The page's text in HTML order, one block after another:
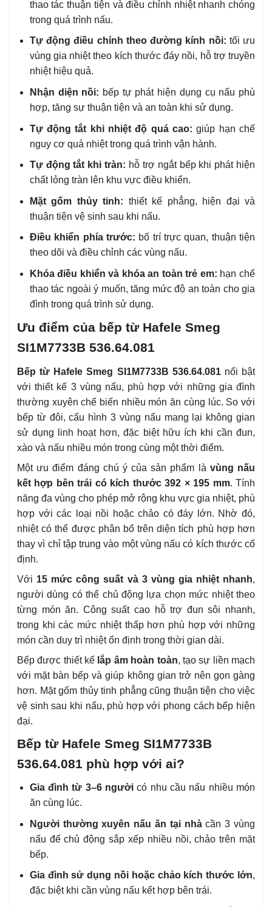
thao tác thuận tiện và điều chỉnh nhiệt nhanh chóng
trong quá trình nấu.
Tự động điều chỉnh theo đường kính nồi: tối ưu
vùng gia nhiệt theo kích thước đáy nồi, hỗ trợ truyền
nhiệt hiệu quả.
Nhận diện nồi: bếp tự phát hiện dụng cụ nấu phù
hợp, tăng sự thuận tiện và an toàn khi sử dụng.
Tự động tắt khi nhiệt độ quá cao: giúp hạn chế
nguy cơ quá nhiệt trong quá trình vận hành.
Tự động tắt khi tràn: hỗ trợ ngắt bếp khi phát hiện
chất lỏng tràn lên khu vực điều khiển.
Mặt gốm thủy tinh: thiết kế phẳng, hiện đại và
thuận tiện vệ sinh sau khi nấu.
Điều khiển phía trước: bố trí trực quan, thuận tiện
theo dõi và điều chỉnh các vùng nấu.
Khóa điều khiển và khóa an toàn trẻ em: hạn chế
thao tác ngoài ý muốn, tăng mức độ an toàn cho gia
đình trong quá trình sử dụng.
Ưu điểm của bếp từ Hafele Smeg
SI1M7733B 536.64.081
Bếp từ Hafele Smeg SI1M7733B 536.64.081nổi bật
với thiết kế 3 vùng nấu, phù hợp với những gia đình
thường xuyên chế biến nhiều món ăn cùng lúc. So với
bếp từ đôi, cấu hình 3 vùng nấu mang lại không gian
sử dụng linh hoạt hơn, đặc biệt hữu ích khi cần đun,
xào và nấu nhiều món trong cùng một thời điểm.
Một ưu điểm đáng chú ý của sản phẩm là vùng nấu
kết hợp bên trái có kích thước 392 × 195 mm. Tính
năng đa vùng cho phép mở rộng khu vực gia nhiệt, phù
hợp với các loại nồi hoặc chảo có đáy lớn. Nhờ đó,
nhiệt có thể được phân bổ trên diện tích phù hợp hơn
thay vì chỉ tập trung vào một vùng nấu có kích thước cố
định.
Với 15 mức công suất và 3 vùng gia nhiệt nhanh,
người dùng có thể chủ động lựa chọn mức nhiệt theo
từng món ăn. Công suất cao hỗ trợ đun sôi nhanh,
trong khi các mức nhiệt thấp hơn phù hợp với những
món cần duy trì nhiệt ổn định trong thời gian dài.
Bếp được thiết kế lắp âm hoàn toàn, tạo sự liền mạch
với mặt bàn bếp và giúp không gian trở nên gọn gàng
hơn. Mặt gốm thủy tinh phẳng cũng thuận tiện cho việc
vệ sinh sau khi nấu, phù hợp với phong cách bếp hiện
đại.
Bếp từ Hafele Smeg SI1M7733B
536.64.081 phù hợp với ai?
Gia đình từ 3–6 người có nhu cầu nấu nhiều món
ăn cùng lúc.
Người thường xuyên nấu ăn tại nhàcần 3 vùng
nấu để chủ động sắp xếp nhiều nồi, chảo trên mặt
bếp.
Gia đình sử dụng nồi hoặc chảo kích thước lớn,
đặc biệt khi cần vùng nấu kết hợp bên trái.